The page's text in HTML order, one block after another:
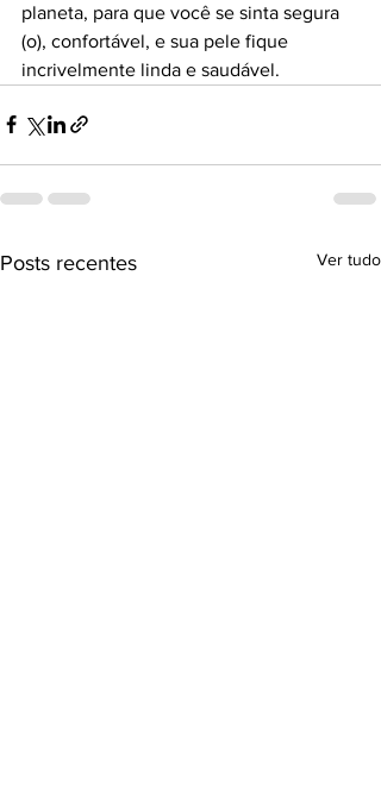
planeta, para que você se sinta segura
(o), confortável, e sua pele fique
incrivelmente linda e saudável.
Posts recentes Ver tudo